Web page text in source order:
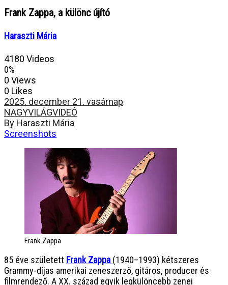
Frank Zappa, a különc újító
Haraszti Mária
4180 Videos
0%
0 Views
0 Likes
2025. december 21. vasárnap
NAGYVILÁGVIDEÓ
By Haraszti Mária
Screenshots
Frank Zappa
85 éve született Frank Zappa (1940–1993) kétszeres
Grammy-díjas amerikai zeneszerző, gitáros, producer és
filmrendező. A XX. század egyik legkülöncebb zenei